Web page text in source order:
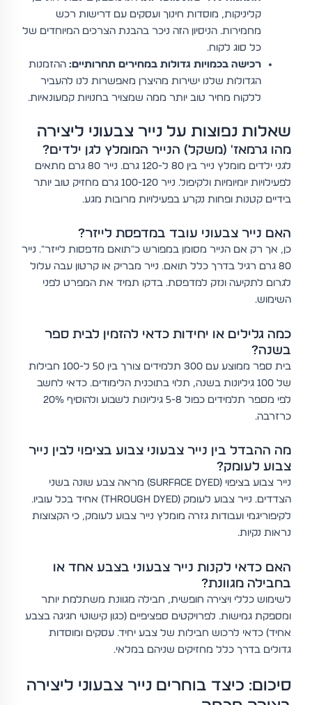
קליניקות, מוסדות חינוך ועסקים עם דרישות רכש
מחמירות. הניסיון הזה ניכר בהבנת הצרכים המיוחדים של
כל סוג לקוח.
רכישה בכמויות גדולות במחירים תחרותיים: ההזמנות
הגדולות שלנו ישירות מהיצרן מאפשרות לנו להעביר
ללקוח מחיר טוב יותר ממה שמצויר בחנויות קמעונאיות.
שאלות נפוצות על נייר צבעוני ליצירה
מהו גרמאז' (משקל) הנייר המומלץ לגן ילדים?
לגני ילדים מומלץ נייר בין 80 ל-120 גרם. נייר 80 גרם מתאים
לפעילויות יומיומיות ולקיפול. נייר 100-120 גרם מחזיק טוב יותר
בידיים קטנות ופחות נקרע בפעילויות מרובות מגע.
האם נייר צבעוני עובד במדפסת לייזר?
כן, אך רק אם הנייר מסומן במפורש כ"תואם מדפסות לייזר". נייר
80 גרם רגיל בדרך כלל תואם. נייר מבריק או קרטון עבה עלול
לגרום לתקיעה ונזק למדפסת. בדקו תמיד את המפרט לפני
השימוש.
כמה גלילים או יחידות כדאי להזמין לבית ספר
בשנה?
בית ספר ממוצע עם 300 תלמידים צורך בין 50 ל-100 חבילות
של 100 גיליונות בשנה, תלוי בתוכנית הלימודים. כדאי לחשב
לפי מספר תלמידים כפול 5-8 גיליונות לשבוע ולהוסיף 20%
כרזרבה.
מה ההבדל בין נייר צבעוני צבוע בציפוי לבין נייר
צבוע לעומק?
נייר צבוע בציפוי (surface dyed) מראה צבע שונה בשני
הצדדים. נייר צבוע לעומק (through dyed) אחיד בכל עוביו.
לקיפוריגמי ועבודות גזרה מומלץ נייר צבוע לעומק, כי הקצוצות
נראות נקיות.
האם כדאי לקנות נייר צבעוני בצבע אחד או
בחבילה מגוונת?
לשימוש כללי ויצירה חופשית, חבילה מגוונת משתלמת יותר
ומספקת גמישות. לפרויקטים ספציפיים (כגון קישוטי חגיגה בצבע
אחיד) כדאי לרכוש חבילות של צבע יחיד. עסקים ומוסדות
גדולים בדרך כלל מחזיקים שניהם במלאי.
סיכום: כיצד בוחרים נייר צבעוני ליצירה